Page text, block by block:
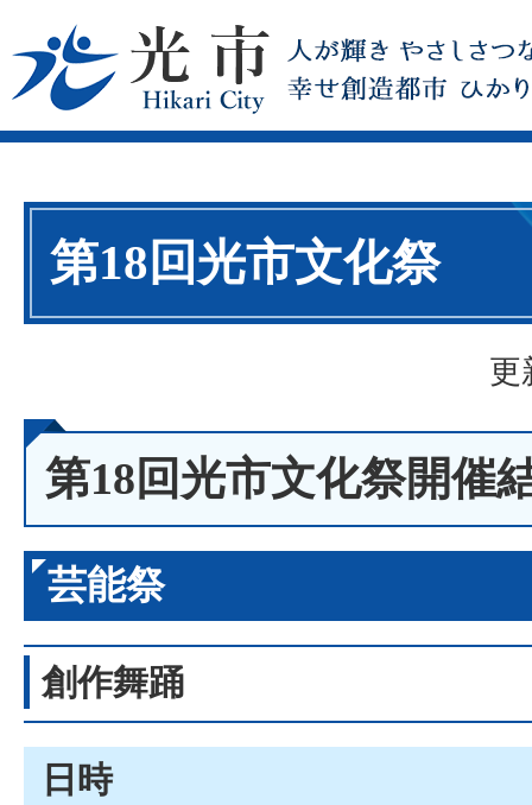
第18回光市文化祭
更
第18回光市文化祭開催
芸能祭
創作舞踊
日時